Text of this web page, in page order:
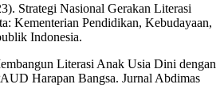
Strategi Nasional Gerakan Literasi
Kementerian Pendidikan, Kebudayaan,
Indonesia.
Literasi Anak Usia Dini dengan
Harapan Bangsa. Jurnal Abdimas